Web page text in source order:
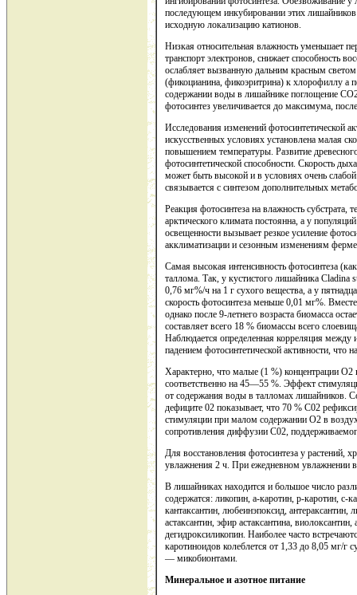
последующем инкубировании этих
исходную локализацию катионов.
Низкая относительная влажность уменьшает
транспорт электронов, снижает способность
ослабляет вызванную дальним красным
(фикоцианина, фикоэритрина) к хлорофиллу а
содержании воды в лишайнике поглощение
фотосинтез увеличивается до максимума,
Исследования изменений фотосинтетической
искусственных условиях установлена малая
повышением температуры. Развитие
фотосинтетической способности. Скорость
может быть высокой и в условиях очень
связывается с синтезом дополнительных
Реакция фотосинтеза на влажность
арктического климата постоянна, а у
освещенности вызывает резкое усиление
акклиматизации и сезонным изменениям
Самая высокая интенсивность фотосинтеза
таллома. Так, у кустистого лишайника Cladina
0,76 мг%/ч на 1 г сухого вещества, а у
скорость фотосинтеза меньше 0,01 мг%.
однако после 9-летнего возраста биомасса
составляет всего 18 % биомассы всего
Наблюдается определенная корреляция
падением фотосинтетической активности, что
Характерно, что малые (1 %) концентрации О2
соответственно на 45—55 %. Эффект
от содержания воды в талломах лишайников.
дефиците 02 показывает, что 70 % С02
стимуляции при малом содержании О2 в
сопротивления диффузии С02,
Для восстановления фотосинтеза у растений,
увлажнения 2 ч. При ежедневном увлажнении в
В лишайниках находится и большое число
содержатся: ликопин, а-каротин, р-каротин, с-
кантаксантин, любеинэпоксид, антераксантин,
астаксантин, эфир астаксантина,
дегидроксиликопин. Наиболее часто
каротиноидов колеблется от 1,33 до 8,05 мг/г
— микобионтами.
Минеральное и азотное питание